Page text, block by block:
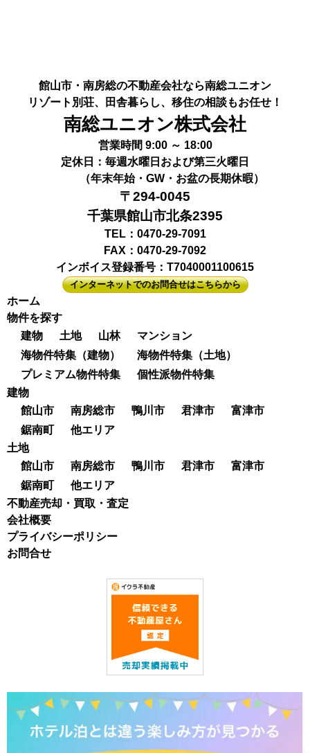
館山市・南房総の不動産会社なら南総ユニオン
リゾート別荘、田舎暮らし、移住の相談もお任せ！
南総ユニオン株式会社
営業時間 9:00 ～ 18:00
定休日：毎週水曜日および第三火曜日
（年末年始・GW・お盆の長期休暇）
〒294-0045
千葉県館山市北条2395
TEL：0470-29-7091
FAX：0470-29-7092
インボイス登録番号：T7040001100615
インターネットでのお問合せはこちらから
ホーム
物件を探す
建物
土地 山林
マンション
海物件特集（建物）
海物件特集（土地）
プレミアム物件特集
個性派物件特集
建物
館山市
南房総市 鴨川市 君津市
富津市
鋸南町
他エリア
土地
館山市
南房総市 鴨川市 君津市
富津市
鋸南町
他エリア
不動産売却・買取・査定
会社概要
プライバシーポリシー
お問合せ